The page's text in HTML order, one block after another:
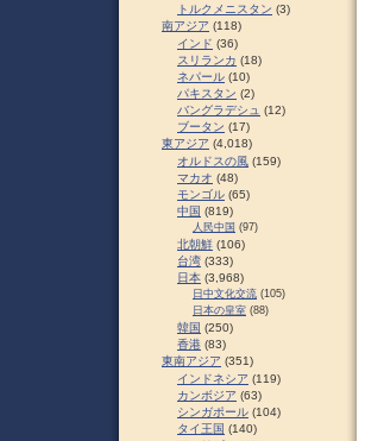
トルクメニスタン (3)
南アジア (118)
インド (36)
スリランカ (18)
ネパール (10)
パキスタン (2)
バングラデシュ (12)
ブータン (17)
東アジア (4,018)
オルドスの風 (159)
マカオ (48)
モンゴル (65)
中国 (819)
人民中国 (97)
北朝鮮 (106)
台湾 (333)
日本 (3,968)
日中文化交流 (105)
日本の皇室 (88)
韓国 (250)
香港 (83)
東南アジア (351)
インドネシア (119)
カンボジア (63)
シンガポール (104)
タイ王国 (140)